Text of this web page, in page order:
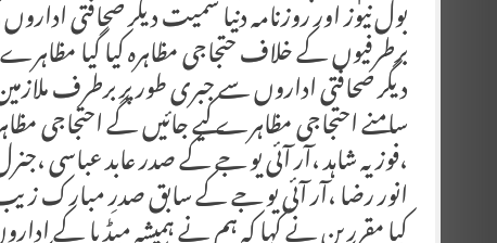
بول نیوز اور روزنامہ دنیا سمیت دیگر صحافتی
برطرفیوں کے خلاف حتجاجی مظاہرہ کیا گیا مظاہرے
دیگر صحافتی اداروں سے جبری طور پر برطرف
سامنے احتجاجی مظاہرے کیے جائیں گے
،فوزیہ شاہد ،آر آئی یو جے کے صدر عابد
انور رضا ،آر آئی یو جے کے سابق صدرِ مبارک